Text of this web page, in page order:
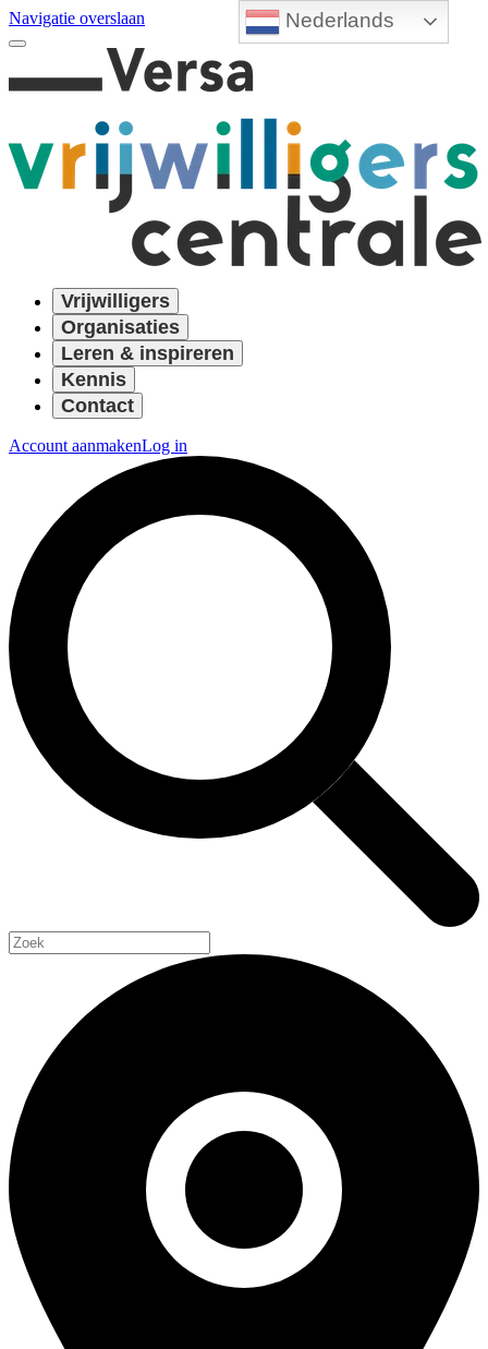
Nederlands
Navigatie overslaan
Vrijwilligers
Organisaties
Leren & inspireren
Kennis
Contact
Account aanmakenLog in